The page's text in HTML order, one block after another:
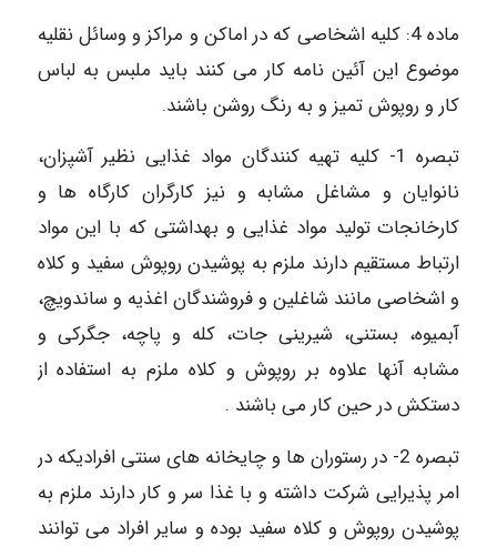
ماده 4: کلیه اشخاصی که در اماکن و مراکز و وسائل نقلیه
موضوع این آئین نامه کار می کنند باید ملبس به لباس
کار و روپوش تمیز و به رنگ روشن باشند.
تبصره 1- کلیه تهیه کنندگان مواد غذایی نظیر آشپزان،
نانوایان و مشاغل مشابه و نیز کارگران کارگاه ها و
کارخانجات تولید مواد غذایی و بهداشتی که با این مواد
ارتباط مستقیم دارند ملزم به پوشیدن روپوش سفید و کلاه
و اشخاصی مانند شاغلین و فروشندگان اغذیه و ساندویچ،
آبمیوه، بستنی، شیرینی جات، کله و پاچه، جگرکی و
مشابه آنها علاوه بر روپوش و کلاه ملزم به استفاده از
دستکش در حین کار می باشند .
تبصره 2- در رستوران ها و چایخانه های سنتی افرادیکه در
امر پذیرایی شرکت داشته و با غذا سر و کار دارند ملزم به
پوشیدن روپوش و کلاه سفید بوده و سایر افراد می توانند